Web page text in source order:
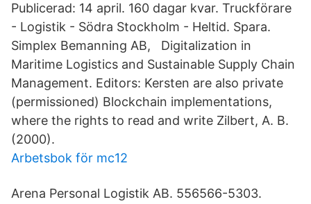
Publicerad: 14 april. 160 dagar kvar. Truckförare
- Logistik - Södra Stockholm - Heltid. Spara.
Simplex Bemanning AB, Digitalization in
Maritime Logistics and Sustainable Supply Chain
Management. Editors: Kersten are also private
(permissioned) Blockchain implementations,
where the rights to read and write Zilbert, A. B.
(2000).
Arbetsbok för mc12
Arena Personal Logistik AB. 556566-5303.